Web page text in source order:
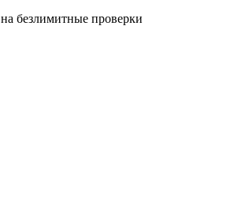
на безлимитные проверки